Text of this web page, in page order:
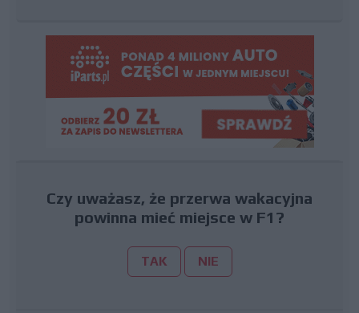
Czy uważasz, że przerwa wakacyjna
powinna mieć miejsce w F1?
TAK NIE